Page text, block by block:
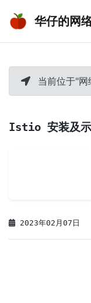
华仔的网
当前位于"
Istio 安装及示
2023年02月07日